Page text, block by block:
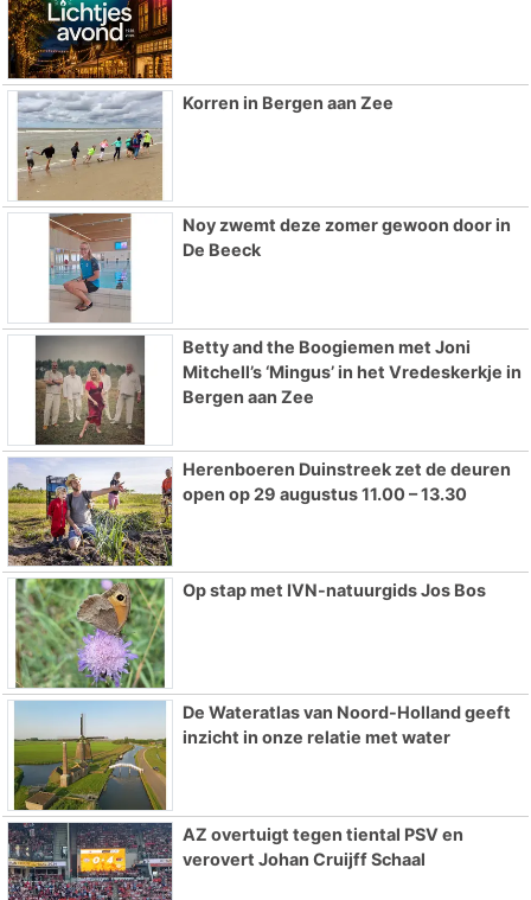
Korren in Bergen aan Zee
Noy zwemt deze zomer gewoon door in
De Beeck
Betty and the Boogiemen met Joni
Mitchell’s ‘Mingus’ in het Vredeskerkje in
Bergen aan Zee
Herenboeren Duinstreek zet de deuren
open op 29 augustus 11.00 – 13.30
Op stap met IVN-natuurgids Jos Bos
De Wateratlas van Noord-Holland geeft
inzicht in onze relatie met water
AZ overtuigt tegen tiental PSV en
verovert Johan Cruijff Schaal